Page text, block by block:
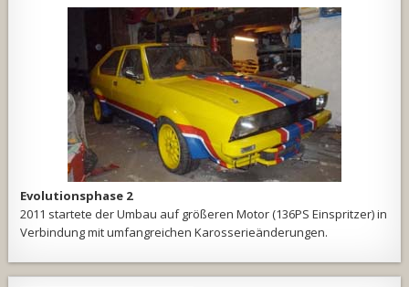
Evolutionsphase 2
2011 startete der Umbau auf größeren Motor (136PS Einspritzer) in
Verbindung mit umfangreichen Karosserieänderungen.